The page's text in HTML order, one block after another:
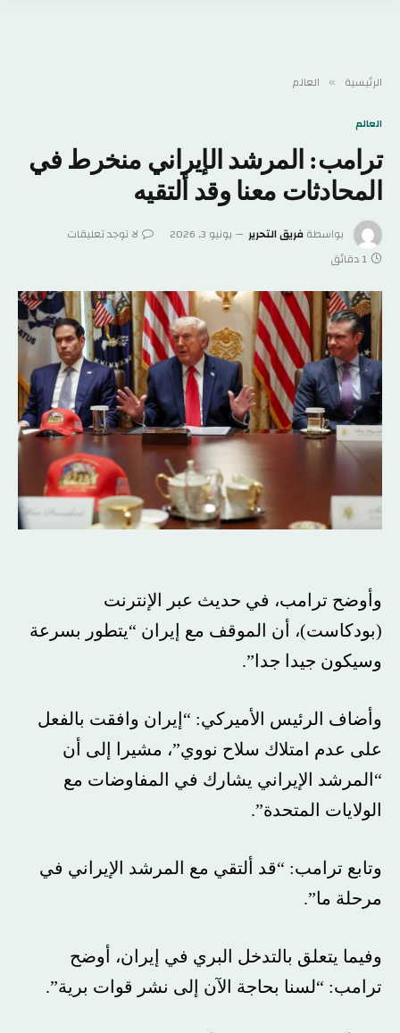
الرئيسية » العالم
العالم
ترامب: المرشد الإيراني منخرط في
المحادثات معنا وقد ألتقيه
بواسطةفريق التحرير يونيو 3, 2026
لا توجد تعليقات
1 دقائق
وأوضح ترامب، في حديث عبر الإنترنت
(بودكاست)، أن الموقف مع إيران “يتطور بسرعة
وسيكون جيدا جدا”.
وأضاف الرئيس الأميركي: “إيران وافقت بالفعل
على عدم امتلاك سلاح نووي”، مشيرا إلى أن
“المرشد الإيراني يشارك في المفاوضات مع
الولايات المتحدة”.
وتابع ترامب: “قد ألتقي مع المرشد الإيراني في
مرحلة ما”.
وفيما يتعلق بالتدخل البري في إيران، أوضح
ترامب: “لسنا بحاجة الآن إلى نشر قوات برية”.